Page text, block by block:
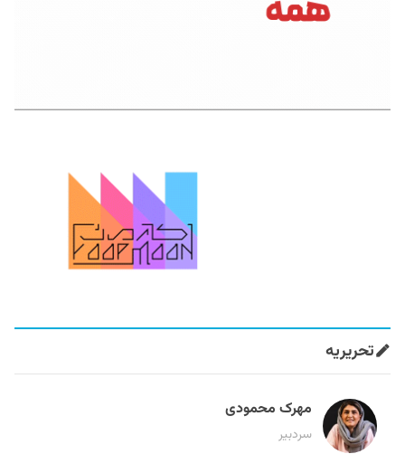
تحریریه
مهرک محمودی
سردبیر